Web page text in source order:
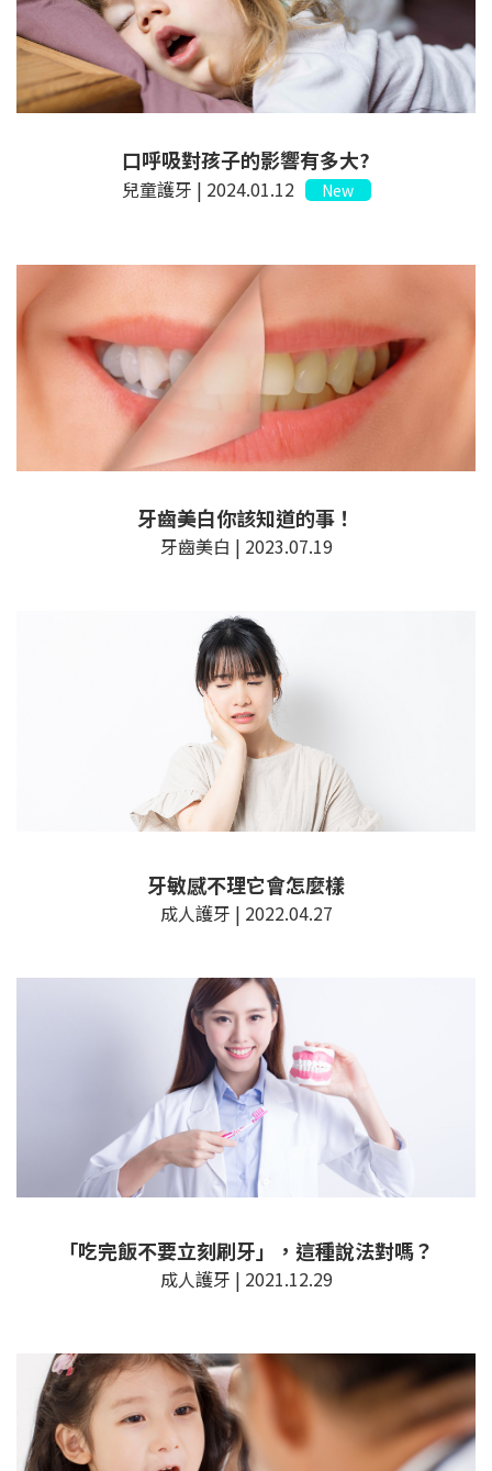
口呼吸對孩子的影響有多大?
兒童護牙 | 2024.01.12 New
牙齒美白你該知道的事！
牙齒美白 | 2023.07.19
牙敏感不理它會怎麼樣
成人護牙 | 2022.04.27
「吃完飯不要立刻刷牙」，這種說法對嗎？
成人護牙 | 2021.12.29